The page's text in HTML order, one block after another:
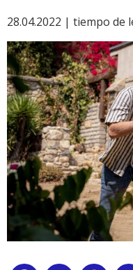
28.04.2022 | tiempo de